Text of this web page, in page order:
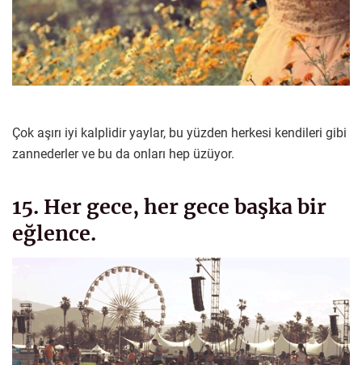
Çok aşırı iyi kalplidir yaylar, bu yüzden herkesi kendileri gibi
zannederler ve bu da onları hep üzüyor.
15. Her gece, her gece başka bir
eğlence.